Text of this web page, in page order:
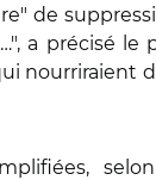
de
a précisé
nourriraient